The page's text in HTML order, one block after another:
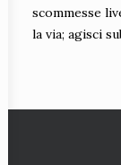
scommesse
la via; agisci